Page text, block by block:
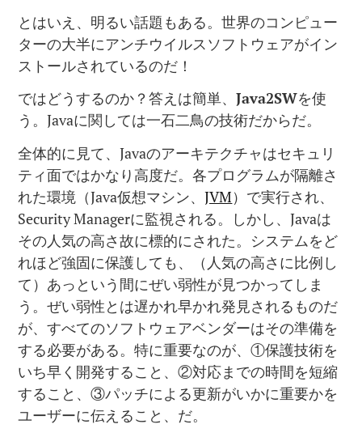
とはいえ、明るい話題もある。世界のコンピュー
ターの大半にアンチウイルスソフトウェアがイン
ストールされているのだ！
ではどうするのか？答えは簡単、Java2SWを使
う。Javaに関しては一石二鳥の技術だからだ。
全体的に見て、Javaのアーキテクチャはセキュリ
ティ面ではかなり高度だ。各プログラムが隔離さ
れた環境（Java仮想マシン、JVM）で実行され、
Security Managerに監視される。しかし、Javaは
その人気の高さ故に標的にされた。システムをど
れほど強固に保護しても、（人気の高さに比例し
て）あっという間にぜい弱性が見つかってしま
う。ぜい弱性とは遅かれ早かれ発見されるものだ
が、すべてのソフトウェアベンダーはその準備を
する必要がある。特に重要なのが、①保護技術を
いち早く開発すること、②対応までの時間を短縮
すること、③パッチによる更新がいかに重要かを
ユーザーに伝えること、だ。